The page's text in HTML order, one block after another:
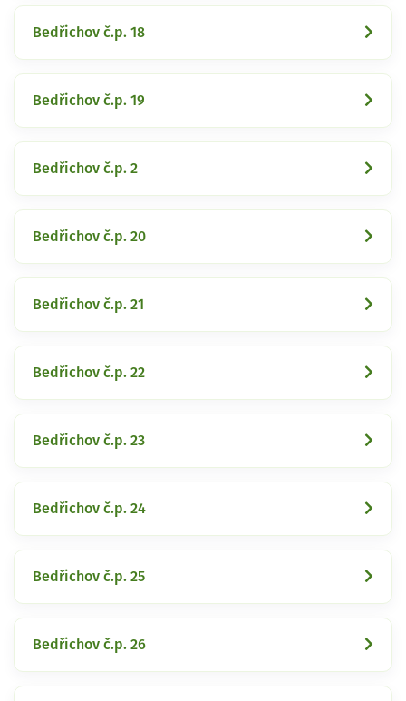
Bedřichov č.p. 18
Bedřichov č.p. 19
Bedřichov č.p. 2
Bedřichov č.p. 20
Bedřichov č.p. 21
Bedřichov č.p. 22
Bedřichov č.p. 23
Bedřichov č.p. 24
Bedřichov č.p. 25
Bedřichov č.p. 26